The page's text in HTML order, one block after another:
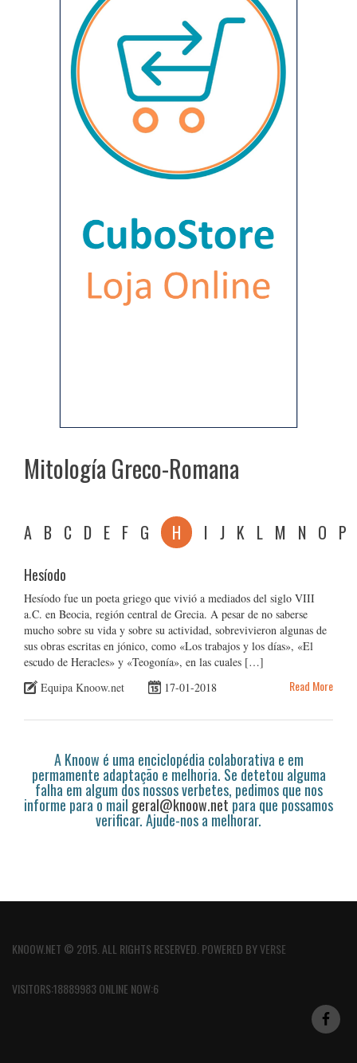
Mitología Greco-Romana
A B C D E F G H I J K L M N O P
Hesíodo
Hesíodo fue un poeta griego que vivió a mediados del siglo VIII
a.C. en Beocia, región central de Grecia. A pesar de no saberse
mucho sobre su vida y sobre su actividad, sobrevivieron algunas de
sus obras escritas en jónico, como «Los trabajos y los días», «El
escudo de Heracles» y «Teogonía», en las cuales […]
Equipa Knoow.net
17-01-2018 Read More
A Knoow é uma enciclopédia colaborativa e em
permamente adaptação e melhoria. Se detetou alguma
falha em algum dos nossos verbetes, pedimos que nos
informe para o mail geral@knoow.netpara que possamos
verificar. Ajude-nos a melhorar.
KNOOW.NET © 2015. ALL RIGHTS RESERVED. POWERED BYVERSE
VISITORS:18889983 ONLINE NOW:6